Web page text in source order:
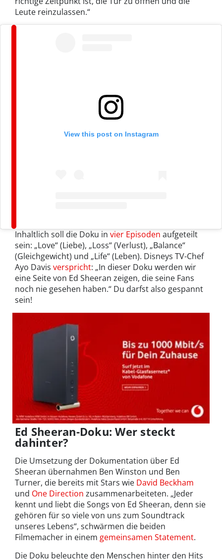
Leute reinzulassen.“
View this post on Instagram
Inhaltlich soll die Doku in vier Episoden aufgeteilt
sein: „Love“ (Liebe), „Loss“ (Verlust), „Balance“
(Gleichgewicht) und „Life“ (Leben). Disneys TV-Chef
Ayo Davis verspricht: „In dieser Doku werden wir
eine Seite von Ed Sheeran zeigen, die seine Fans
noch nie gesehen haben.“ Du darfst also gespannt
sein!
Ed Sheeran-Doku: Wer steckt
dahinter?
Die Umsetzung der Dokumentation über Ed
Sheeran übernahmen Ben Winston und Ben
Turner, die bereits mit Stars wie David Beckham
und One Direction zusammenarbeiteten. „Jeder
kennt und liebt die Songs von Ed Sheeran, denn sie
gehören für so viele von uns zum Soundtrack
unseres Lebens“, schwärmen die beiden
Filmemacher in einem gemeinsamen Statement.
Die Doku beleuchte den Menschen hinter den Hits